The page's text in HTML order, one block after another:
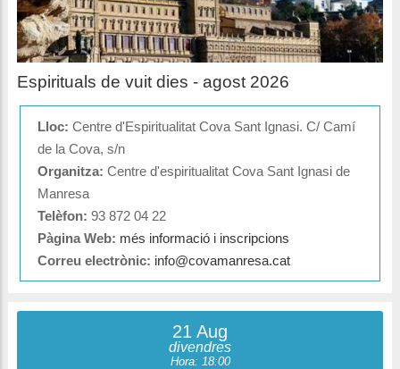
Espirituals de vuit dies - agost 2026
Lloc: Centre d'Espiritualitat Cova Sant Ignasi. C/ Camí
de la Cova, s/n
Organitza: Centre d'espiritualitat Cova Sant Ignasi de
Manresa
Telèfon: 93 872 04 22
Pàgina Web: més informació i inscripcions
Correu electrònic: info@covamanresa.cat
21 Aug
divendres
Hora: 18:00